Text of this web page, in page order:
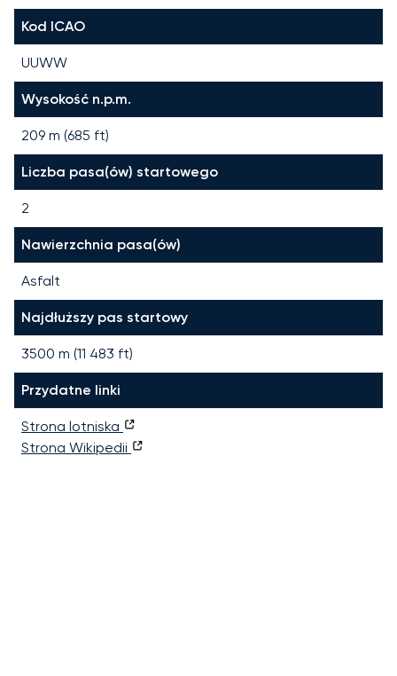
Kod ICAO
UUWW
Wysokość n.p.m.
209 m (685 ft)
Liczba pasa(ów) startowego
2
Nawierzchnia pasa(ów)
Asfalt
Najdłuższy pas startowy
3500 m (11 483 ft)
Przydatne linki
Strona lotniska
Strona Wikipedii